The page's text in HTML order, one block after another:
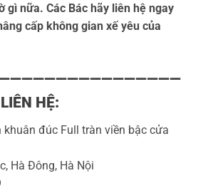
gì nữa. Các Bác hãy liên hệ ngay
cấp không gian xế yêu của
HỆ:
khuân đúc Full tràn viền bậc cửa
Hà Đông, Hà Nội